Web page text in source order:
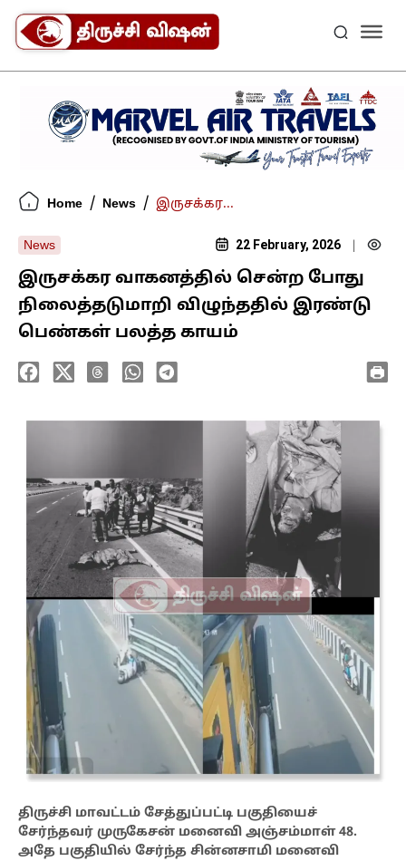
Home / News / இருசக்கர...
News 22 February, 2026
இருசக்கர வாகனத்தில் சென்ற போது
நிலைத்தடுமாறி விழுந்ததில் இரண்டு
பெண்கள் பலத்த காயம்
திருச்சி மாவட்டம் சேத்துப்பட்டி பகுதியைச்
சேர்ந்தவர் முருகேசன் மனைவி அஞ்சம்மாள் 48.
அதே பகுதியில் சேர்ந்த சின்னசாமி மனைவி